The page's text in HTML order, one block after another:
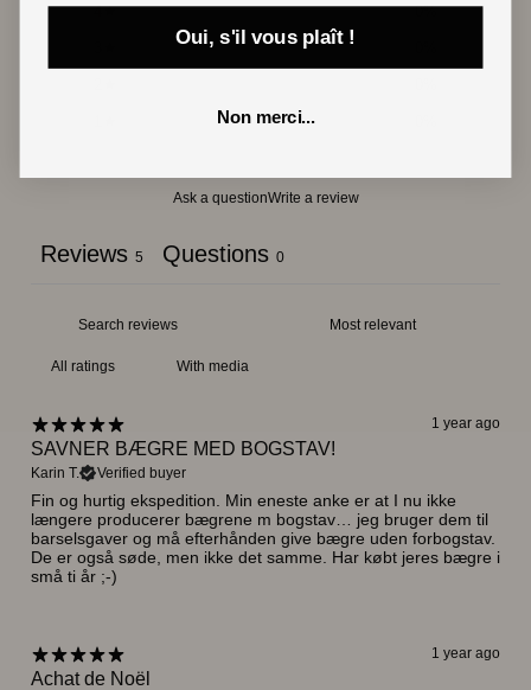
4 0%
Ask a questionWrite a review
Reviews 5 Questions 0
With media
1 year ago
SAVNER BÆGRE MED BOGSTAV!
Karin T. Verified buyer
Fin og hurtig ekspedition. Min eneste anke er at I nu ikke
længere producerer bægrene m bogstav… jeg bruger dem til
barselsgaver og må efterhånden give bægre uden forbogstav.
De er også søde, men ikke det samme. Har købt jeres bægre i
små ti år ;-)
1 year ago
Achat de Noël
Oui, s'il vous plaît !
Non merci...